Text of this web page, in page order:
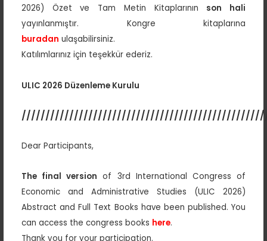
2026) Özet ve Tam Metin Kitaplarının son hali
yayınlanmıştır. Kongre kitaplarına
buradan ulaşabilirsiniz.
Katılımlarınız için teşekkür ederiz.
ULIC 2026 Düzenleme Kurulu
Dear Participants,
The final version of 3rd International Congress of
Economic and Administrative Studies (ULIC 2026)
Abstract and Full Text Books have been published. You
can access the congress books here.
Thank you for your participation.